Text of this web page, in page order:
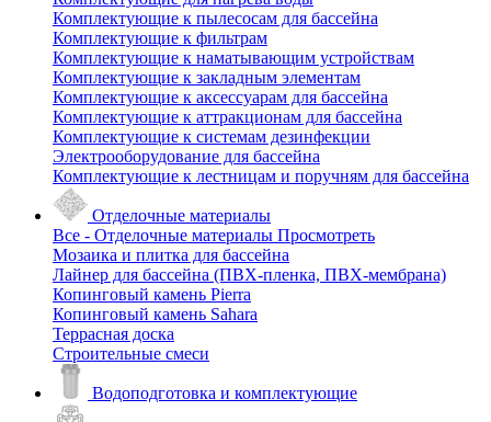
Комплектующие к пылесосам для бассейна
Комплектующие к фильтрам
Комплектующие к наматывающим устройствам
Комплектующие к закладным элементам
Комплектующие к аксессуарам для бассейна
Комплектующие к аттракционам для бассейна
Комплектующие к системам дезинфекции
Электрооборудование для бассейна
Комплектующие к лестницам и поручням для бассейна
Отделочные материалы
Все - Отделочные материалы Просмотреть
Мозаика и плитка для бассейна
Лайнер для бассейна (ПВХ-пленка, ПВХ-мембрана)
Копинговый камень Pierra
Копинговый камень Sahara
Террасная доска
Строительные смеси
Водоподготовка и комплектующие